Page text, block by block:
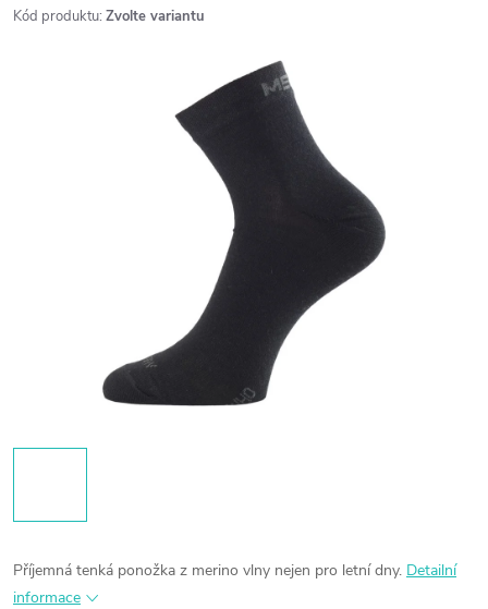
Kód produktu: Zvolte variantu
Příjemná tenká ponožka z merino vlny nejen pro letní dny. Detailní
informace